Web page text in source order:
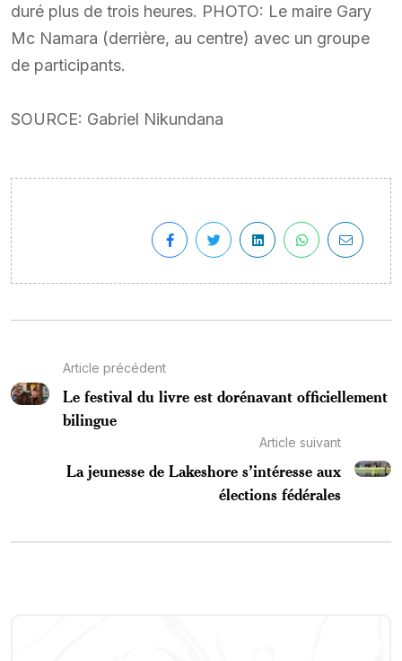
duré plus de trois heures. PHOTO: Le maire Gary
Mc Namara (derrière, au centre) avec un groupe
de participants.
SOURCE: Gabriel Nikundana
Article précédent
Le festival du livre est dorénavant officiellement
bilingue
Article suivant
La jeunesse de Lakeshore s’intéresse aux
élections fédérales